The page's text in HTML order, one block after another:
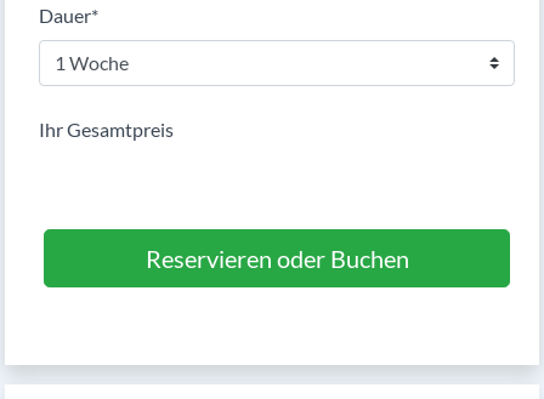
Pflichtfeld
Dauer*
Ihr Gesamtpreis
Reservieren oder Buchen